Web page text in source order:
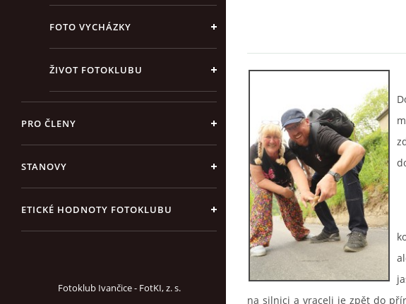
FOTO VYCHÁZKY
ŽIVOT FOTOKLUBU
PRO ČLENY
STANOVY
ETICKÉ HODNOTY FOTOKLUBU
Fotoklub Ivančice - FotKI, z. s.
na silnici a vraceli je zpět do